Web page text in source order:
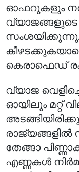
ഓഫറുകളും
വ്യാജങ്ങളുടെ
സംശയിക്കുന്നു.
കെരാഫെഡ്
വ്യാജ
ഓയിലും മറ്റ്
രാജ്യങ്ങളിൽ
തേങ്ങാ
എണ്ണകൾ